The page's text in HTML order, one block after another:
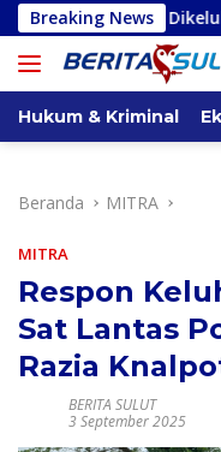
Langsung
ke
konten
Breaking News
Dikeluhkan Warga
Hukum & Kriminal
Beranda MITRA
MITRA
Respon
Sat Lantas
Razia
BERITA SULUT
3 September 2025